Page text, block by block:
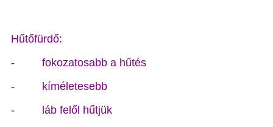
Hűtőfürdő:
- fokozatosabb a hűtés
- kíméletesebb
- láb felől hűtjük